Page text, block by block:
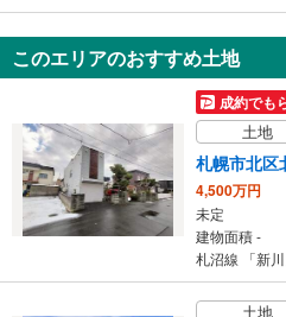
このエリアのおすすめ土地
成約でも
土地
札幌市北区
4,500万円
未定
建物面積 -
札沼線 「新
土地